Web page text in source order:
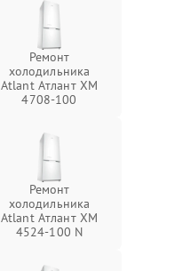
Ремонт
холодильника
Atlant Атлант XM
4708-100
Ремонт
холодильника
Atlant Атлант ХМ
4524-100 N